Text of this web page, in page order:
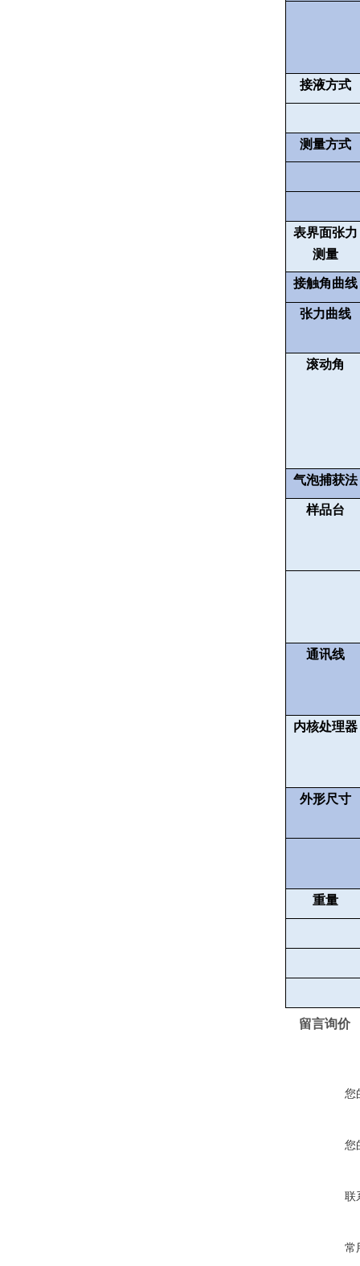
接液方式
测量方式
表界面张力
测量
接触角曲线
张力曲线
滚动角
气泡捕获法
样品台
通讯线
内核处理器
外形尺寸
重量
留言询价
您
您
联
常